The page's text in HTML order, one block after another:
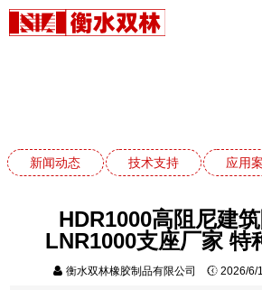
新闻动态 技术支持 应用
HDR1000高阻尼建
LNR1000支座厂家 特
衡水双林橡胶制品有限公司 2026/6/